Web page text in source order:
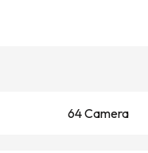
64 Camera